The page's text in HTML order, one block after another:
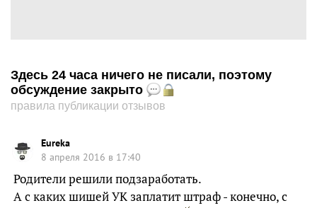
Здесь 24 часа ничего не писали, поэтому
обсуждение закрыто
правила публикации отзывов
Eureka
8 апреля 2016 в 17:40
Родители решили подзаработать.
А с каких шишей УК заплатит штраф - конечно, с